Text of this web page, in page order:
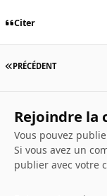
Citer
PRÉCÉDENT
Rejoindre la
Vous pouvez
Si vous avez un
publier avec votre